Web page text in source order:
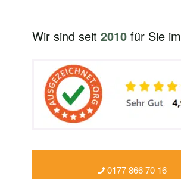
Wir sind seit 2010 für Sie
0177 866 70 16